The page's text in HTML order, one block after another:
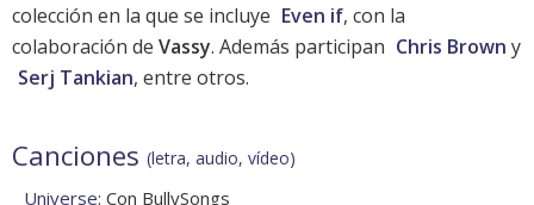
colección en la que se incluye Even if, con la
colaboración de Vassy. Además participan Chris Brown y
Serj Tankian, entre otros.
Canciones (letra, audio, vídeo)
Universe: Con BullySongs